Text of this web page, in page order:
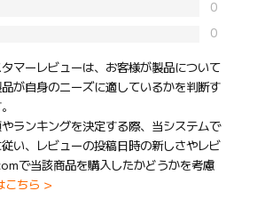
0
0
マーレビューは、お客様が製品について
が自身のニーズに適しているかを判断す
ランキングを決定する際、当システムで
い、レビューの投稿日時の新しさやレビ
で当該商品を購入したかどうかを考慮
こちら >